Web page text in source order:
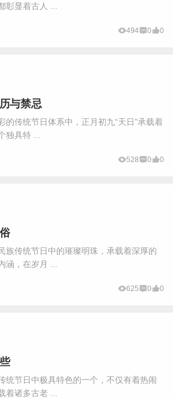
彰显着古人 ...
494 0 0
与禁忌
传统节日体系中，正月初九“天日”承载着
独具特 ...
528 0 0
传统节日中的璀璨明珠，承载着深厚的
涵，在岁月 ...
625 0 0
节日中极具特色的一个，不仅有着热闹
着诸多古老 ...